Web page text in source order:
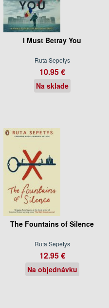
I Must Betray You
Ruta Sepetys
10.95 €
Na sklade
The Fountains of Silence
Ruta Sepetys
12.95 €
Na objednávku